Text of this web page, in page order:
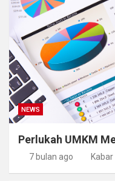
NEWS
Perlukah UMKM
7 bulan ago